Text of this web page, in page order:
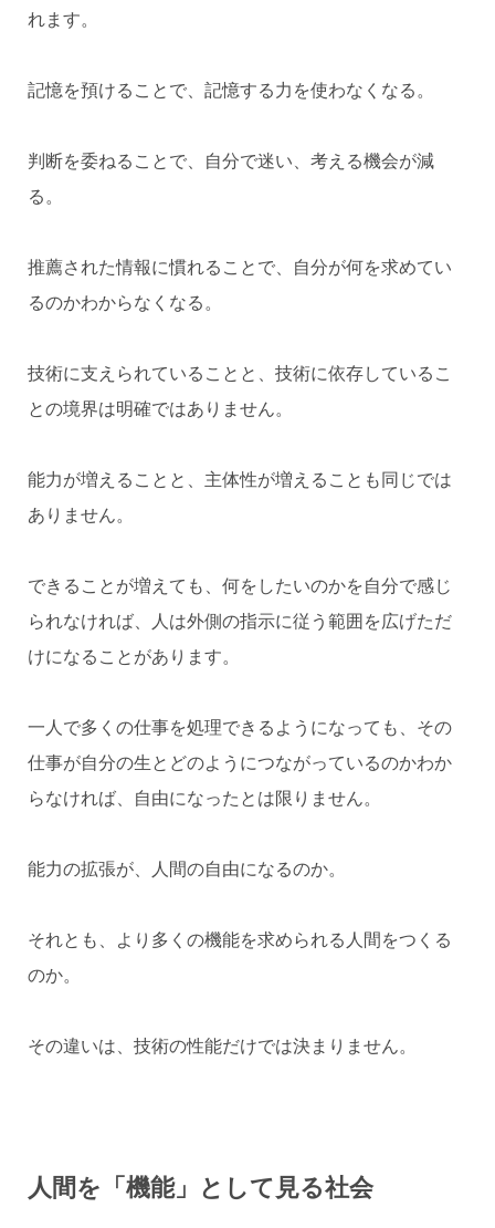
れます。
記憶を預けることで、記憶する力を使わなくなる。
判断を委ねることで、自分で迷い、考える機会が減
る。
推薦された情報に慣れることで、自分が何を求めてい
るのかわからなくなる。
技術に支えられていることと、技術に依存しているこ
との境界は明確ではありません。
能力が増えることと、主体性が増えることも同じでは
ありません。
できることが増えても、何をしたいのかを自分で感じ
られなければ、人は外側の指示に従う範囲を広げただ
けになることがあります。
一人で多くの仕事を処理できるようになっても、その
仕事が自分の生とどのようにつながっているのかわか
らなければ、自由になったとは限りません。
能力の拡張が、人間の自由になるのか。
それとも、より多くの機能を求められる人間をつくる
のか。
その違いは、技術の性能だけでは決まりません。
人間を「機能」として見る社会